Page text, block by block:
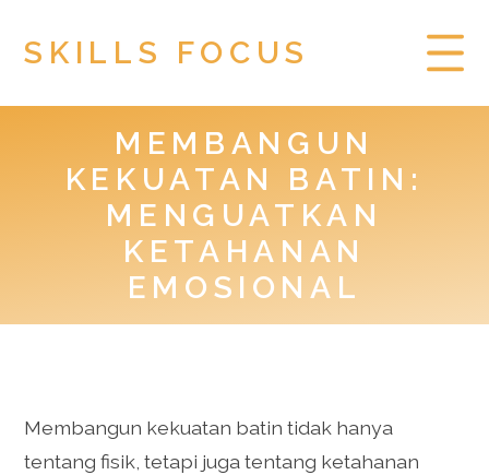
SKILLS FOCUS
PRIVACY POLICY
TOGEL HONGKONG
MEMBANGUN
KEKUATAN BATIN:
MENGUATKAN
KETAHANAN
EMOSIONAL
Membangun kekuatan batin tidak hanya
tentang fisik, tetapi juga tentang ketahanan